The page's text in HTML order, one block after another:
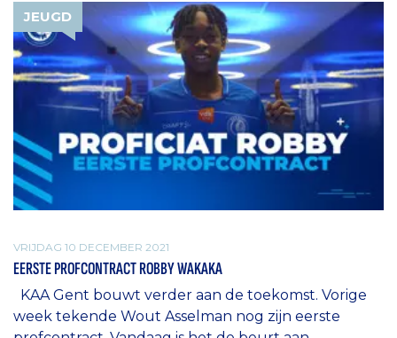
JEUGD
VRIJDAG 10 DECEMBER 2021
EERSTE PROFCONTRACT ROBBY WAKAKA
KAA Gent bouwt verder aan de toekomst. Vorige
week tekende Wout Asselman nog zijn eerste